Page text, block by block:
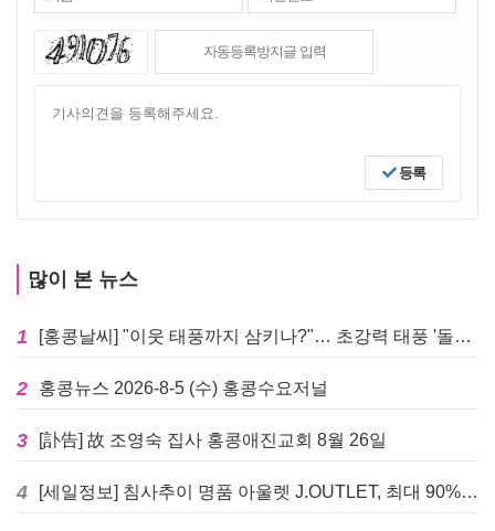
등록
많이 본 뉴스
1 [홍콩날씨] "이웃 태풍까지 삼키나?"… 초강력 태풍 '돌핀' 세력 재확장
2 홍콩뉴스 2026-8-5 (수) 홍콩수요저널
3 [訃告] 故 조영숙 집사 홍콩애진교회 8월 26일
4 [세일정보] 침사추이 명품 아울렛 J.OUTLET, 최대 90% 빅 세일 진행